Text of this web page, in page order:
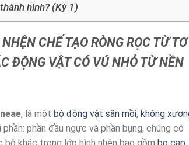
hình? (Kỳ 1)
CHẾ TẠO RÒNG RỌC TỪ
ĐỘNG VẬT CÓ VÚ NHỎ TỪ NỀN
, là một bộ động vật săn mồi, không
phần đầu ngực và phần bụng, chúng có